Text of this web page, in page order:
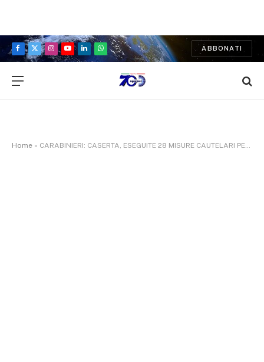
Facebook
X
Instagram
YouTubeLinkedInWhatsApp
ABBONATI
Home » CARABINIERI: CASERTA, ESEGUITE 28 MISURE CAUTELARI PER TRAFFICO DI SOSTANZE STUPEFACENTI CHE OPERAVA TRAMITE UN VERO E PROPRIO CALL CENTER.